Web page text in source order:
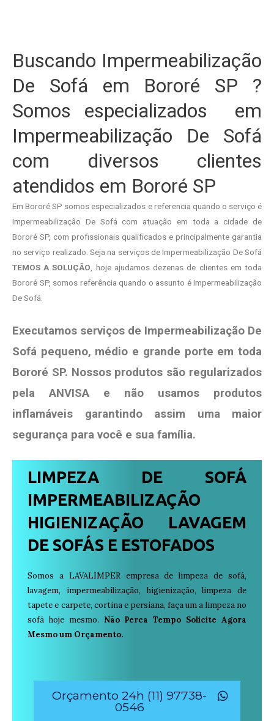
Buscando Impermeabilização
De Sofá em Bororé SP ?
Somos especializados em
Impermeabilização De Sofá
com diversos clientes
atendidos em Bororé SP
Em Bororé SP somos especializados e referencia quando o serviço é
Impermeabilização De Sofá com atuação em toda a cidade de
Bororé SP, com profissionais qualificados e principalmente garantia
no serviço realizado. Seja na serviços de Impermeabilização De Sofá
TEMOS A SOLUÇÃO , hoje ajudamos dezenas de clientes em toda
Bororé SP, somos referência quando o assunto é Impermeabilização
De Sofá.
Executamos serviços de Impermeabilização De
Sofá pequeno, médio e grande porte em toda
Bororé SP. Nossos produtos são regularizados
pela ANVISA e não usamos produtos
inflamáveis garantindo assim uma maior
segurança para você e sua família.
LIMPEZA DE SOFÁ
IMPERMEABILIZAÇÃO
HIGIENIZAÇÃO LAVAGEM
DE SOFÁS E ESTOFADOS
Somos a LAVALIMPER empresa de limpeza de sofá,
lavagem, impermeabilização, higienização, limpeza de
tapete e carpete, cortina e persiana, faça um a limpeza no
sofá hoje mesmo. Não Perca Tempo Solicite Agora
Mesmo um Orçamento.
Orçamento 24h (11) 97738-
0546